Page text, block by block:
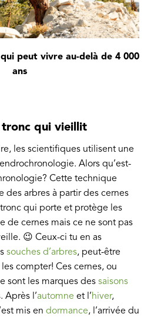
peut vivre au-delà de 4 000
ans
qui vieillit
les scientifiques utilisent une
Alors qu’est-
Cette technique
des arbres à partir des cernes
qui porte et protège les
de cernes mais ce ne sont pas
😉 Ceux-ci tu en as
souches d’arbres, peut-être
compter! Ces cernes, ou
sont les marques des saisons
Après l’automne et l’hiver,
mis en dormance, l’arrivée du